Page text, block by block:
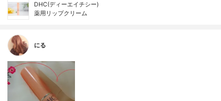
DHC(ディーエイチシー)
薬用リップクリーム
にる